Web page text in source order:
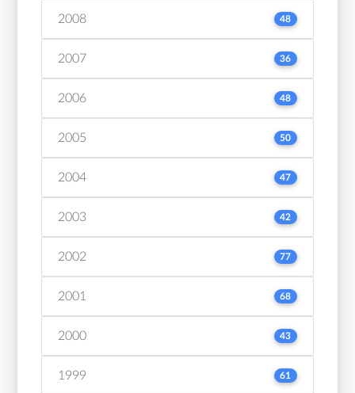
2008 48
2007 36
2006 48
2005 50
2004 47
2003 42
2002 77
2001 68
2000 43
1999 61